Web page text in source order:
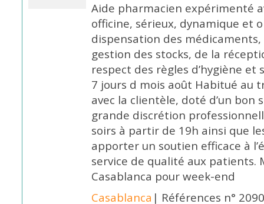
Aide pharmacien expérimenté
officine, sérieux, dynamique et
dispensation des
gestion des stocks, de la
respect des règles d’hygiène
7 jours d mois août Habitué au
avec la clientèle, doté d’un bon
grande discrétion
soirs à partir de 19h ainsi que
apporter un soutien efficace à
service de qualité aux patients.
Casablanca pour week-end
Casablanca | Références n°